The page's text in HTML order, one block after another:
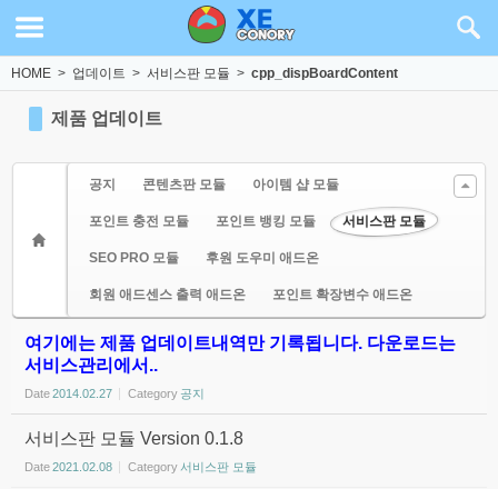
HOME > 업데이트 > 서비스판 모듈 > cpp_dispBoardContent
제품 업데이트
공지 콘텐츠판 모듈 아이템 샵 모듈
포인트 충전 모듈 포인트 뱅킹 모듈 서비스판 모듈
SEO PRO 모듈 후원 도우미 애드온
회원 애드센스 출력 애드온 포인트 확장변수 애드온
여기에는 제품 업데이트내역만 기록됩니다. 다운로드는
서비스관리에서..
Date2014.02.27 Category 공지
서비스판 모듈 Version 0.1.8
Date2021.02.08 Category 서비스판 모듈